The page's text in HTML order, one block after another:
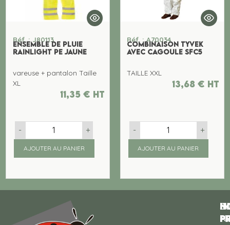
Réf. : J80113
ENSEMBLE DE PLUIE
RAINLIGHT PE jaune
vareuse + pantalon Taille
XL
11,35 € ht
- +
AJOUTER AU PANIER
Réf. : A70034
COMBINAISON TYVEK
AVEC CAGOULE SFC5
TAILLE XXL
13,68 € ht
- +
AJOUTER AU PANIER